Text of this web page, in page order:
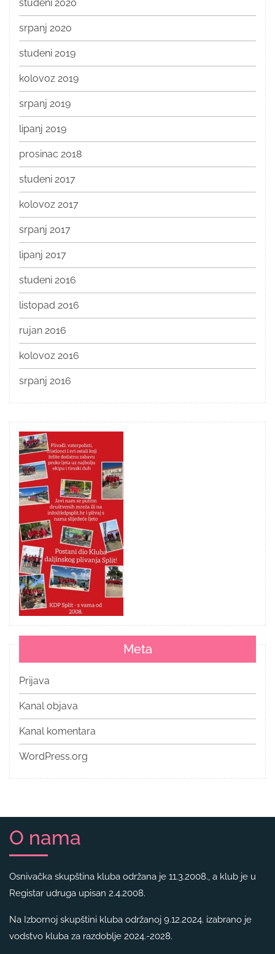
studeni 2020
srpanj 2020
studeni 2019
kolovoz 2019
srpanj 2019
lipanj 2019
prosinac 2018
studeni 2017
kolovoz 2017
srpanj 2017
lipanj 2017
studeni 2016
listopad 2016
rujan 2016
kolovoz 2016
srpanj 2016
Meta
Prijava
Kanal objava
Kanal komentara
WordPress.org
O nama
Osnivačka skupština kluba održana je 11.3.2008., a klub je u
Registar udruga upisan 2.4.2008.
Na Izbornoj skupštini kluba održanoj 9.12.2024. izabrano je
vodstvo kluba za razdoblje 2024.-2028.